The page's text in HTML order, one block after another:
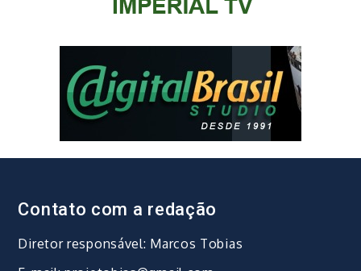
Contato com a redação
Diretor responsável: Marcos Tobias